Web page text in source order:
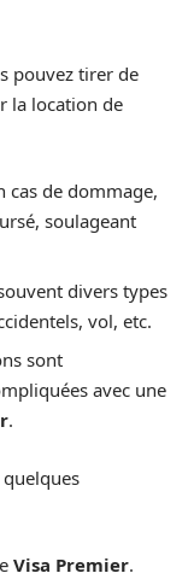
pouvez tirer de
la location de
cas de dommage,
soulageant
divers types
vol, etc.
sont
avec une
.
Visa Premier.